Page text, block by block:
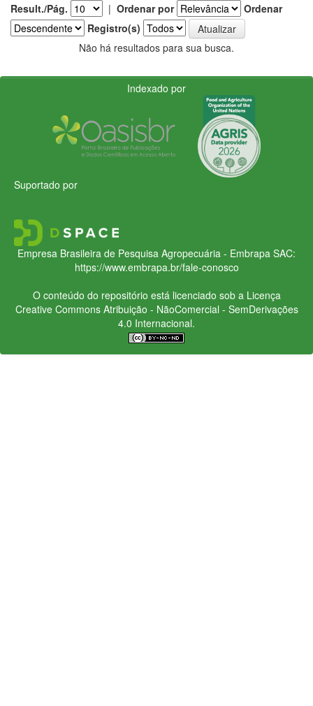
Result./Pág. | Ordenar por
Ordenar
Registro(s)
Não há resultados para sua busca.
Indexado por
Suportado por
Empresa Brasileira de Pesquisa Agropecuária - Embrapa SAC:
https://www.embrapa.br/fale-conosco
O conteúdo do repositório está licenciado sob a Licença
Creative CommonsAtribuição - NãoComercial - SemDerivações
4.0 Internacional.